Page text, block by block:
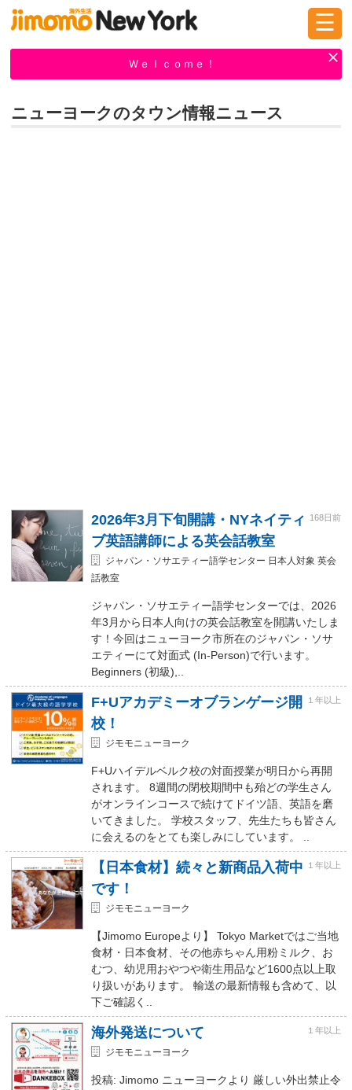
☰
Ｗｅｌｃｏｍｅ！
ニューヨークのタウン情報ニュース
2026年3月下旬開講・NYネイティ
ブ英語講師による英会話教室
168日前
ジャパン・ソサエティー語学センター 日本人対象 英会
話教室
ジャパン・ソサエティー語学センターでは、2026
年3月から日本人向けの英会話教室を開講いたしま
す！今回はニューヨーク市所在のジャパン・ソサ
エティーにて対面式 (In-Person)で行います。
Beginners (初級),..
F+Uアカデミーオブランゲージ開
校！
１年以上
ジモモニューヨーク
F+Uハイデルベルク校の対面授業が明日から再開
されます。 8週間の閉校期間中も殆どの学生さん
がオンラインコースで続けてドイツ語、英語を磨
いてきました。 学校スタッフ、先生たちも皆さん
に会えるのをとても楽しみにしています。 ..
【日本食材】続々と新商品入荷中
です！
１年以上
ジモモニューヨーク
【Jimomo Europeより】 Tokyo Marketではご当地
食材・日本食材、その他赤ちゃん用粉ミルク、お
むつ、幼児用おやつや衛生用品など1600点以上取
り扱いがあります。 輸送の最新情報も含めて、以
下ご確認く..
海外発送について １年以上
ジモモニューヨーク
投稿: Jimomo ニューヨークより 厳しい外出禁止令